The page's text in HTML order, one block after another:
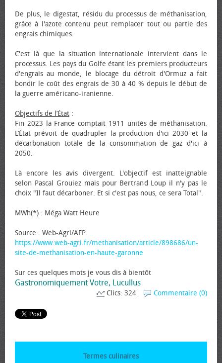
De plus, le digestat, résidu du processus de méthanisation,
grâce à l'azote contenu peut remplacer tout ou partie des
engrais chimiques.
C'est là que la situation internationale intervient dans le
processus. Les pays du Golfe étant les premiers producteurs
d'engrais au monde, le blocage du détroit d'Ormuz a fait
bondir le coût des engrais de 30 à 40 % depuis le début de
la guerre américano-iranienne.
Objectifs de l’État :
Fin 2023 la France comptait 1911 unités de méthanisation.
L’État prévoit de quadrupler la production d'ici 2030 et la
décarbonation totale de la consommation de gaz d'ici à
2050.
Là encore les avis divergent. L'objectif est inatteignable
selon Pascal Grouiez mais pour Bertrand Loup il n'y pas le
choix "Il faut décarboner. Et si c'est pas nous, ce sera Total".
MWh(*) : Méga Watt Heure
Source : Web-Agri/AFP
https://www.web-agri.fr/methanisation/article/898686/un-
site-de-methanisation-en-haute-garonne
Sur ces quelques mots je vous dis à bientôt
Gastronomiquement Votre, Lucullus
Commentaire (0)
Clics: 324
Termes culinaires